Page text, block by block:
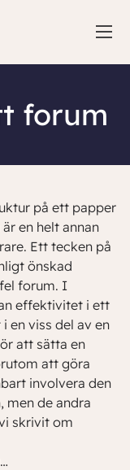
forum
på ett papper
en helt annan
Ett tecken på
önskad
forum. I
effektivitet i ett
en viss del av en
att sätta en
att göra
involvera den
men de andra
skrivit om